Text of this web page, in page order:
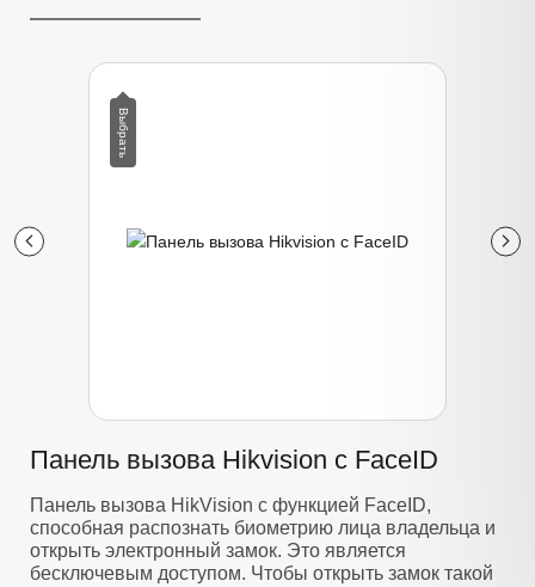
Панель вызова Hikvision с FaceID
Панель вызова HikVision с функцией FaceID,
способная распознать биометрию лица владельца и
открыть электронный замок. Это является
бесключевым доступом. Чтобы открыть замок такой